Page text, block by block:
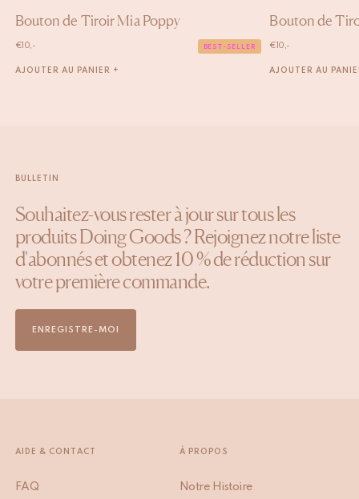
Bouton de Tiroir Mia Poppy
€ 10,- BEST-SELLER
AJOUTER AU PANIER +
Bouton de
€ 10,-
AJOUTER AU
BULLETIN
Souhaitez-vous rester à jour sur tous les
produits Doing Goods ? Rejoignez notre liste
d'abonnés et obtenez 10 % de réduction sur
votre première commande.
ENREGISTRE-MOI
AIDE & CONTACT
FAQ
À PROPOS
Notre Histoire